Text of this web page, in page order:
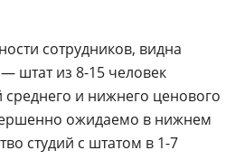
сотрудников, видна
штат из 8-15 человек
среднего и нижнего ценового
ожидаемо в нижнем
студий с штатом в 1-7